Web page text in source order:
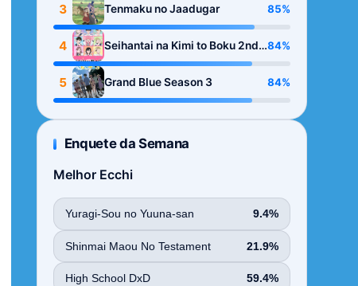
3 Tenmaku no Jaadugar 85%
4
Seihantai na Kimi to Boku 2nd
Season
84%
5 Grand Blue Season 3 84%
Enquete da Semana
Melhor Ecchi
Yuragi-Sou no Yuuna-san 9.4%
Shinmai Maou No Testament 21.9%
High School DxD 59.4%